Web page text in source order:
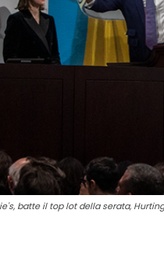
batte il top lot della serata,